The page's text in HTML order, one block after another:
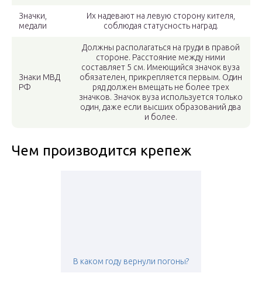
Значки,
медали
Их надевают на левую сторону кителя,
соблюдая статусность наград.
Знаки МВД
РФ
Должны располагаться на груди в правой
стороне. Расстояние между ними
составляет 5 см. Имеющийся значок вуза
обязателен, прикрепляется первым. Один
ряд должен вмещать не более трех
значков. Значок вуза используется только
один, даже если высших образований два
и более.
Чем производится крепеж
В каком году вернули погоны?